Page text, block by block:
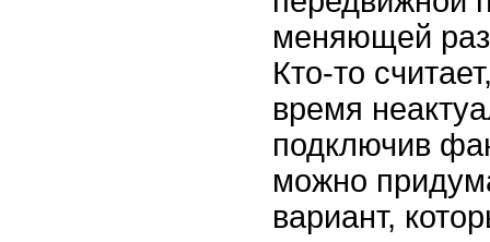
меняющей
Кто-то
время
подключив
можно
вариант,